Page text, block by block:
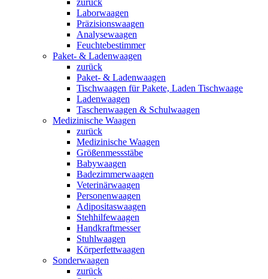
zurück
Laborwaagen
Präzisionswaagen
Analysewaagen
Feuchtebestimmer
Paket- & Ladenwaagen
zurück
Paket- & Ladenwaagen
Tischwaagen für Pakete, Laden Tischwaage
Ladenwaagen
Taschenwaagen & Schulwaagen
Medizinische Waagen
zurück
Medizinische Waagen
Größenmessstäbe
Babywaagen
Badezimmerwaagen
Veterinärwaagen
Personenwaagen
Adipositaswaagen
Stehhilfewaagen
Handkraftmesser
Stuhlwaagen
Körperfettwaagen
Sonderwaagen
zurück